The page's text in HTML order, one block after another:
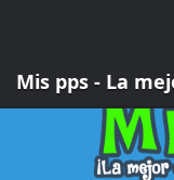
Mis pps - La